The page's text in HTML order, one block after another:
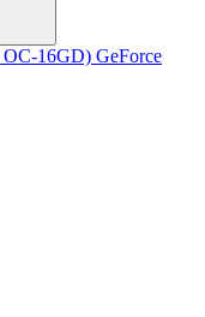
16GD) GeForce